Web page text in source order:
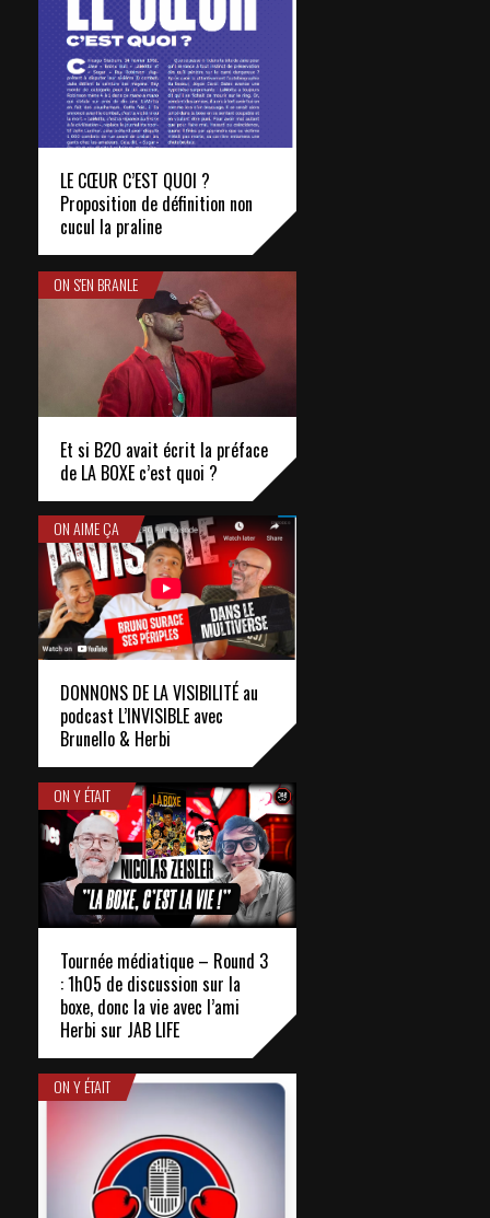
LE CŒUR C’EST QUOI ?
Proposition de définition non
cucul la praline
ON S'EN BRANLE
Et si B2O avait écrit la préface
de LA BOXE c’est quoi ?
ON AIME ÇA
DONNONS DE LA VISIBILITÉ au
podcast L’INVISIBLE avec
Brunello & Herbi
ON Y ÉTAIT
Tournée médiatique – Round 3
: 1h05 de discussion sur la
boxe, donc la vie avec l’ami
Herbi sur JAB LIFE
ON Y ÉTAIT